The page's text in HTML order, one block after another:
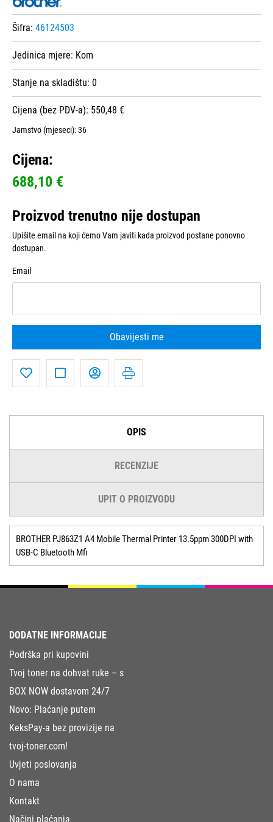
Šifra: 46124503
Jedinica mjere: Kom
Stanje na skladištu: 0
Cijena (bez PDV-a): 550,48 €
Jamstvo (mjeseci):36
Cijena:
688,10 €
Proizvod trenutno nije dostupan
Upišite email na koji ćemo Vam javiti kada proizvod postane ponovno
dostupan.
Email
Obavijesti me
OPIS
RECENZIJE
UPIT O PROIZVODU
BROTHER PJ863Z1 A4 Mobile Thermal Printer 13.5ppm 300DPI with
USB-C Bluetooth Mfi
DODATNE INFORMACIJE
Podrška pri kupovini
Tvoj toner na dohvat ruke – s
BOX NOW dostavom 24/7
Novo: Plaćanje putem
KeksPay-a bez provizije na
tvoj-toner.com!
Uvjeti poslovanja
O nama
Kontakt
Načini plaćanja